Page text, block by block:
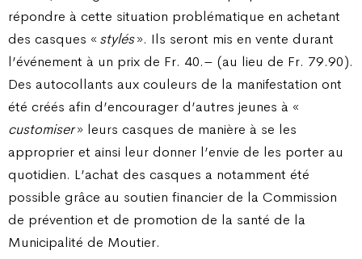
répondre à cette situation problématique en achetant
des casques « stylés». Ils seront mis en vente durant
l’événement à un prix de Fr. 40.– (au lieu de Fr. 79.90).
Des autocollants aux couleurs de la manifestation ont
été créés afin d’encourager d’autres jeunes à «
customiser» leurs casques de manière à se les
approprier et ainsi leur donner l’envie de les porter au
quotidien. L’achat des casques a notamment été
possible grâce au soutien financier de la Commission
de prévention et de promotion de la santé de la
Municipalité de Moutier.